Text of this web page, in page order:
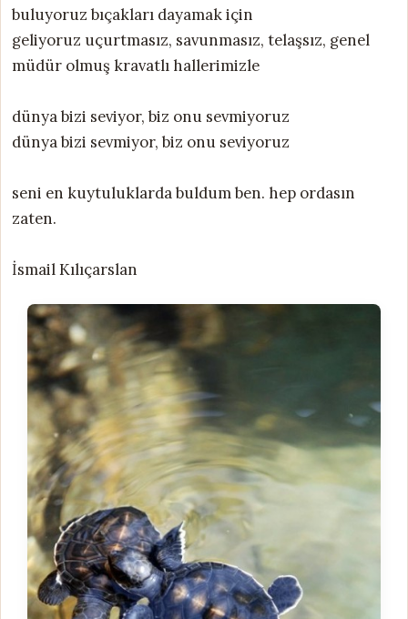
buluyoruz bıçakları dayamak için
geliyoruz uçurtmasız, savunmasız, telaşsız, genel
müdür olmuş kravatlı hallerimizle
dünya bizi seviyor, biz onu sevmiyoruz
dünya bizi sevmiyor, biz onu seviyoruz
seni en kuytuluklarda buldum ben. hep ordasın
zaten.
İsmail Kılıçarslan